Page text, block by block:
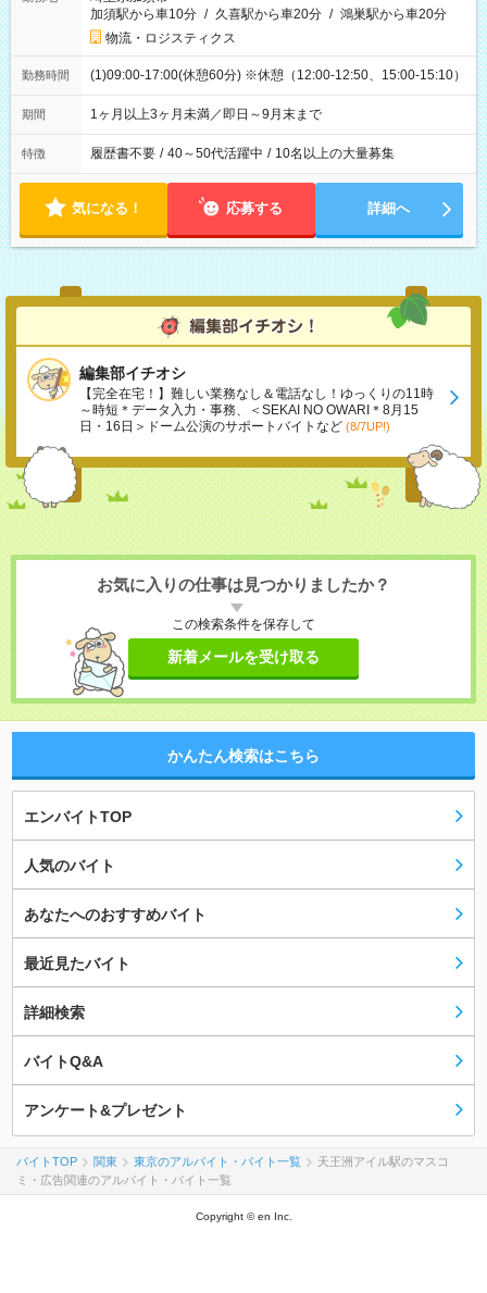
加須駅から車10分 / 久喜駅から車20分 / 鴻巣駅から車20分
物流・ロジスティクス
勤務時間 (1)09:00-17:00(休憩60分) ※休憩（12:00-12:50、15:00-15:10）
期間 1ヶ月以上3ヶ月未満／即日～9月末まで
特徴 履歴書不要 / 40～50代活躍中 / 10名以上の大量募集
気になる！ 応募する 詳細へ
編集部イチオシ
【完全在宅！】難しい業務なし＆電話なし！ゆっくりの11時
～時短＊データ入力・事務、＜SEKAI NO OWARI＊8月15
日・16日＞ドーム公演のサポートバイトなど (8/7UP!)
お気に入りの仕事は見つかりましたか？
この検索条件を保存して
新着メールを受け取る
かんたん検索はこちら
エンバイトTOP
人気のバイト
あなたへのおすすめバイト
最近見たバイト
詳細検索
バイトQ&A
アンケート&プレゼント
バイトTOP 関東 東京のアルバイト・バイト一覧
天王洲アイル駅のマスコ
ミ・広告関連のアルバイト・バイト一覧
Copyright © en Inc.